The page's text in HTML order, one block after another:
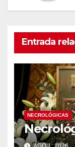
Entrada
NECROLÓGICAS